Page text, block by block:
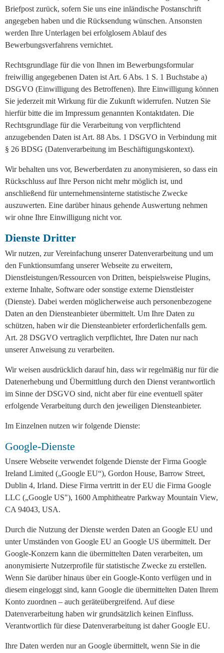
Briefpost zurück, sofern Sie uns eine inländische Postanschrift
angegeben haben und die Rücksendung wünschen. Ansonsten
werden Ihre Unterlagen bei erfolglosem Ablauf des
Bewerbungsverfahrens vernichtet.
Rechtsgrundlage für die von Ihnen im Bewerbungsformular
freiwillig angegebenen Daten ist Art. 6 Abs. 1 S. 1 Buchstabe a)
DSGVO (Einwilligung des Betroffenen). Ihre Einwilligung können
Sie jederzeit mit Wirkung für die Zukunft widerrufen. Nutzen Sie
hierfür bitte die im Impressum genannten Kontaktdaten. Die
Rechtsgrundlage für die Verarbeitung von verpflichtend
anzugebenden Daten ist Art. 88 Abs. 1 DSGVO in Verbindung mit
§ 26 BDSG (Datenverarbeitung im Beschäftigungskontext).
Wir behalten uns vor, Bewerberdaten zu anonymisieren, so dass ein
Rückschluss auf Ihre Person nicht mehr möglich ist, und
anschließend für unternehmensinterne statistische Zwecke
auszuwerten. Eine darüber hinaus gehende Auswertung nehmen
wir ohne Ihre Einwilligung nicht vor.
Dienste Dritter
Wir nutzen, zur Vereinfachung unserer Datenverarbeitung und um
den Funktionsumfang unserer Webseite zu erweitern,
Dienstleistungen/Ressourcen von Dritten, beispielsweise Plugins,
externe Inhalte, Software oder sonstige externe Dienstleister
(Dienste). Dabei werden möglicherweise auch personenbezogene
Daten an den Diensteanbieter übermittelt. Um Ihre Daten zu
schützen, haben wir die Diensteanbieter erforderlichenfalls gem.
Art. 28 DSGVO vertraglich verpflichtet, Ihre Daten nur nach
unserer Anweisung zu verarbeiten.
Wir weisen ausdrücklich darauf hin, dass wir regelmäßig nur für die
Datenerhebung und Übermittlung durch den Dienst verantwortlich
im Sinne der DSGVO sind, nicht aber für eine eventuell später
erfolgende Verarbeitung durch den jeweiligen Diensteanbieter.
Im Einzelnen nutzen wir folgende Dienste:
Google-Dienste
Unsere Webseite verwendet folgende Dienste der Firma Google
Ireland Limited („Google EU“), Gordon House, Barrow Street,
Dublin 4, Irland. Diese Firma vertritt in der EU die Firma Google
LLC („Google US"), 1600 Amphitheatre Parkway Mountain View,
CA 94043, USA.
Durch die Nutzung der Dienste werden Daten an Google EU und
unter Umständen von Google EU an Google US übermittelt. Der
Google-Konzern kann die übermittelten Daten verarbeiten, um
anonymisierte Nutzerprofile für statistische Zwecke zu erstellen.
Wenn Sie darüber hinaus über ein Google-Konto verfügen und in
diesem eingeloggt sind, kann Google die übermittelten Daten Ihrem
Konto zuordnen – auch geräteübergreifend. Auf diese
Datenverarbeitung haben wir grundsätzlich keinen Einfluss.
Verantwortlich für diese Datenverarbeitung ist daher Google EU.
Ihre Daten werden nur an Google übermittelt, wenn Sie in die